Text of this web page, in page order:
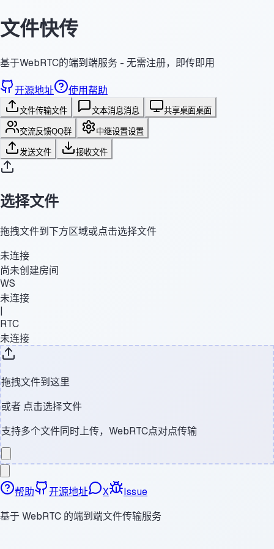
文件快传
基于WebRTC的端到端服务 - 无需注册，即传即用
开源地址 使用帮助
文件传输文件 文本消息消息 共享桌面桌面
交流反馈QQ群 中继设置设置
发送文件 接收文件
选择文件
拖拽文件到下方区域或点击选择文件
未连接
尚未创建房间
WS
未连接
|
RTC
未连接
拖拽文件到这里
或者 点击选择文件
支持多个文件同时上传，WebRTC点对点传输
帮助 开源地址 X
Issue
基于 WebRTC 的端到端文件传输服务